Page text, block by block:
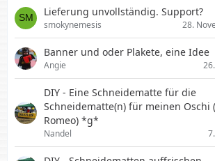
Lieferung unvollständig. Support?
smokynemesis
28.
Banner und oder Plakete, eine Idee
Angie
DIY - Eine Schneidematte für die
Schneidematte(n) für meinen Oschi
Romeo) *g*
Nandel